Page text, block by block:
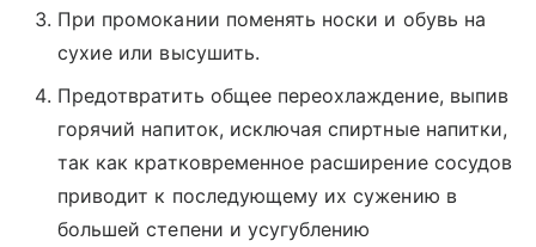
При промокании поменять носки и обувь на
сухие или высушить.
Предотвратить общее переохлаждение, выпив
горячий напиток, исключая спиртные напитки,
так как кратковременное расширение сосудов
приводит к последующему их сужению в
большей степени и усугублению